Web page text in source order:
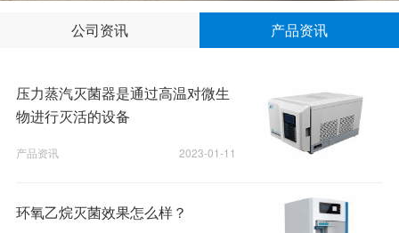
公司资讯 产品资讯
压力蒸汽灭菌器是通过高温对微生
物进行灭活的设备
2023-01-11
产品资讯
环氧乙烷灭菌效果怎么样？